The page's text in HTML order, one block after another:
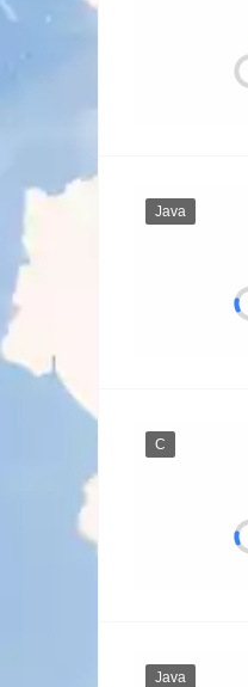
Java
C
Java